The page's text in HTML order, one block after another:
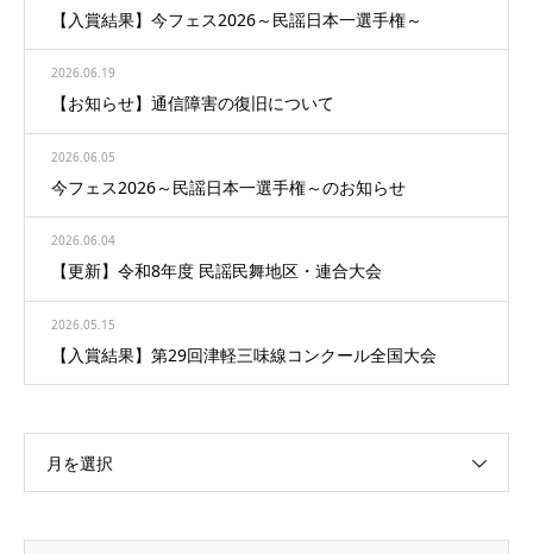
【入賞結果】今フェス2026～民謡日本一選手権～
2026.06.19
【お知らせ】通信障害の復旧について
2026.06.05
今フェス2026～民謡日本一選手権～のお知らせ
2026.06.04
【更新】令和8年度 民謡民舞地区・連合大会
2026.05.15
【入賞結果】第29回津軽三味線コンクール全国大会
月を選択